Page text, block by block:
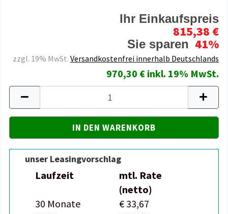
Ihr Einkaufspreis
815,38 €
Sie sparen 41%
zzgl. 19% MwSt. Versandkostenfrei innerhalb Deutschlands
970,30 € inkl. 19% MwSt.
unser Leasingvorschlag
Laufzeit
mtl. Rate
(netto)
30 Monate
€ 33,67